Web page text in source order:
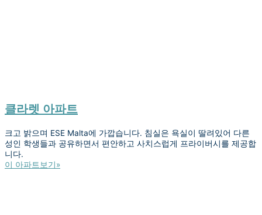
클라렛 아파트
크고 밝으며 ESE Malta에 가깝습니다. 침실은 욕실이 딸려있어 다른
성인 학생들과 공유하면서 편안하고 사치스럽게 프라이버시를 제공합
니다.
이 아파트보기»